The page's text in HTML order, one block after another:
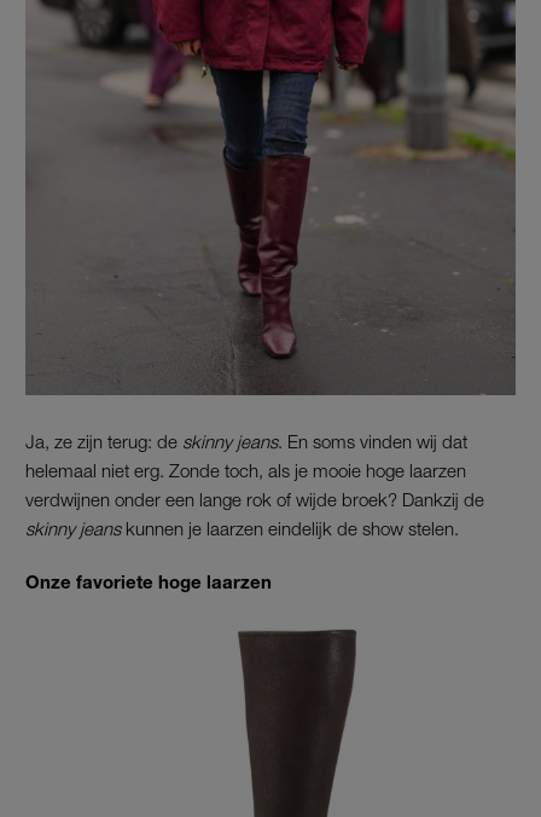
Ja, ze zijn terug: de skinny jeans. En soms vinden wij dat
helemaal niet erg. Zonde toch, als je mooie hoge laarzen
verdwijnen onder een lange rok of wijde broek? Dankzij de
skinny jeanskunnen je laarzen eindelijk de show stelen.
Onze favoriete hoge laarzen